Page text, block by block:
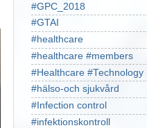
#GPC_2018
#GTAI
#healthcare
#healthcare #members
#Healthcare #Technology
#hälso-och sjukvård
#Infection control
#infektionskontroll